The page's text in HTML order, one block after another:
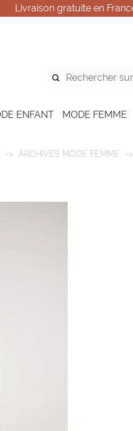
Livraison gratuite en
ENFANT MODE FEMME
ARCHIVES MODE FEMME